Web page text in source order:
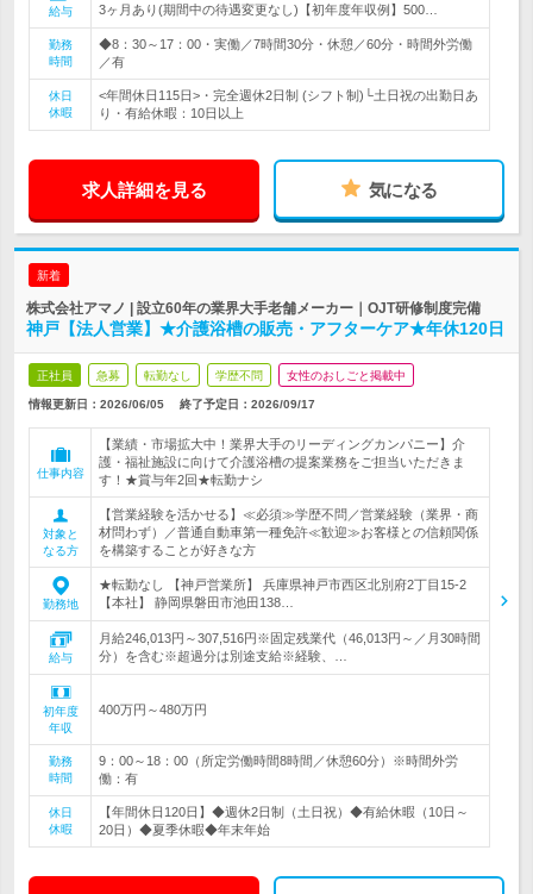
給与
3ヶ月あり(期間中の待遇変更なし)【初年度年収例】500…
勤務
時間
◆8：30～17：00・実働／7時間30分・休憩／60分・時間外労働
／有
休日
休暇
<年間休日115日>・完全週休2日制 (シフト制)└土日祝の出勤日あ
り・有給休暇：10日以上
求人詳細を見る 気になる
新着
株式会社アマノ | 設立60年の業界大手老舗メーカー｜OJT研修制度完備
神戸【法人営業】★介護浴槽の販売・アフターケア★年休120日
正社員 急募 転勤なし 学歴不問 女性のおしごと掲載中
情報更新日：2026/06/05 終了予定日： 2026/09/17
仕事内容
【業績・市場拡大中！業界大手のリーディングカンパニー】介
護・福祉施設に向けて介護浴槽の提案業務をご担当いただきま
す！★賞与年2回★転勤ナシ
対象と
なる方
【営業経験を活かせる】≪必須≫学歴不問／営業経験（業界・商
材問わず）／普通自動車第一種免許≪歓迎≫お客様との信頼関係
を構築することが好きな方
勤務地
★転勤なし 【神戸営業所】 兵庫県神戸市西区北別府2丁目15-2
【本社】 静岡県磐田市池田138…
給与
月給246,013円～307,516円※固定残業代（46,013円～／月30時間
分）を含む※超過分は別途支給※経験、…
初年度
年収
400万円～480万円
勤務
時間
9：00～18：00（所定労働時間8時間／休憩60分）※時間外労
働：有
休日
休暇
【年間休日120日】◆週休2日制（土日祝）◆有給休暇（10日～
20日）◆夏季休暇◆年末年始